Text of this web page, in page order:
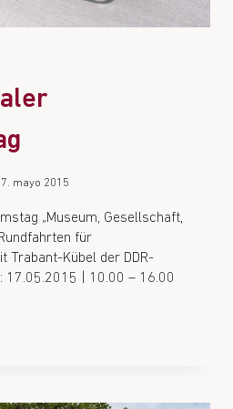
mayo 2015
„Museum, Gesellschaft,
für
Trabant-Kübel der DDR-
17.05.2015 | 10.00 – 16.00